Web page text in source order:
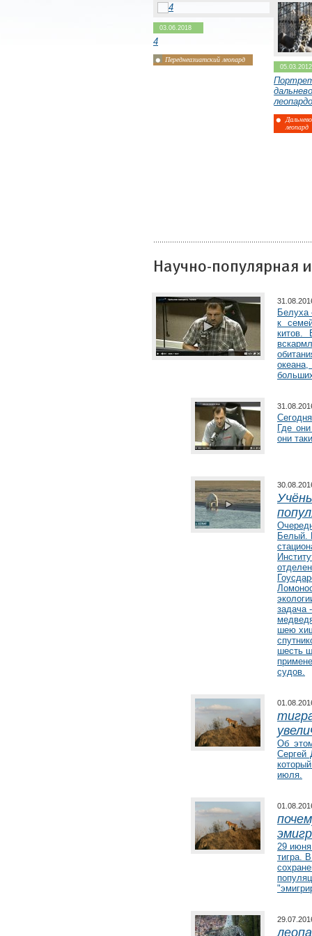
Программа изучения и мониторинга
популяции ирбиса (снежного барса)
Программа изучения белого медведя
03.06.2018
4
Переднеазиатский леопард
05.03.2012
леопард
Научно-популярная
Белуха
к
китов.
Где
они
Белый.
задача
шею
шесть
судов.
Об
Сергей
июля.
29
тигра.